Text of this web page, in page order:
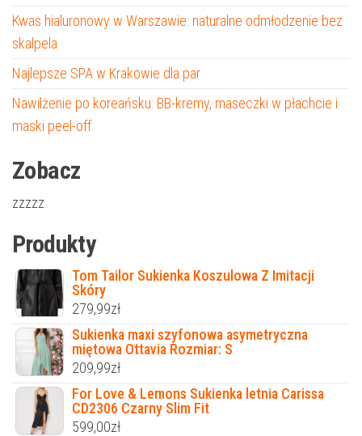
Kwas hialuronowy w Warszawie: naturalne odmłodzenie bez
skalpela
Najlepsze SPA w Krakowie dla par
Nawilżenie po koreańsku: BB-kremy, maseczki w płachcie i
maski peel-off
Zobacz
zzzzz
Produkty
Tom Tailor Sukienka Koszulowa Z Imitacji
Skóry
279,99zł
Sukienka maxi szyfonowa asymetryczna
miętowa Ottavia Rozmiar: S
209,99zł
For Love & Lemons Sukienka letnia Carissa
CD2306 Czarny Slim Fit
599,00zł